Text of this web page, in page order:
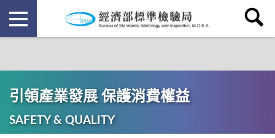
引領產業發展 保護消費權益
SAFETY & QUALITY